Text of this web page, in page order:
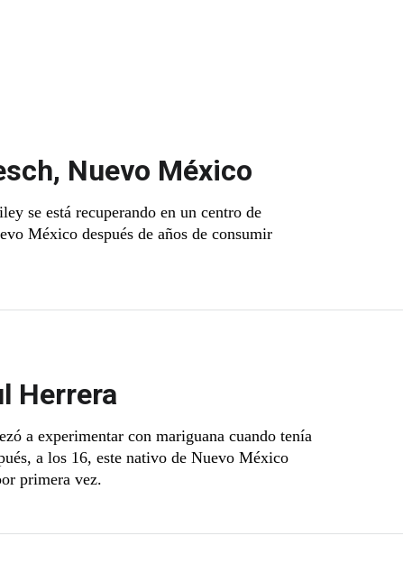
Nuevo México
se está recuperando en un centro de
México después de años de consumir
Herrera
a experimentar con mariguana cuando tenía
a los 16, este nativo de Nuevo México
primera vez.